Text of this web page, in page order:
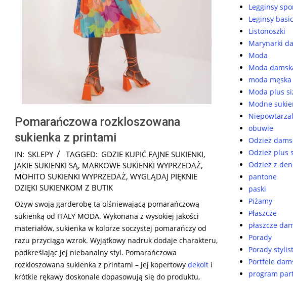
Pomarańczowa rozkloszowana
sukienka z printami
2025-
12-
05
IN: SKLEPY TAGGED: GDZIE KUPIĆ FAJNE SUKIENKI,
JAKIE SUKIENKI SĄ, MARKOWE SUKIENKI WYPRZEDAŻ,
MOHITO SUKIENKI WYPRZEDAŻ, WYGLĄDAJ PIĘKNIE
DZIĘKI SUKIENKOM Z BUTIK
Ożyw swoją garderobę tą olśniewającą pomarańczową
sukienką od ITALY MODA. Wykonana z wysokiej jakości
materiałów, sukienka w kolorze soczystej pomarańczy od
razu przyciąga wzrok. Wyjątkowy nadruk dodaje charakteru,
podkreślając jej niebanalny styl. Pomarańczowa
rozkloszowana sukienka z printami – jej kopertowy dekolt i
krótkie rękawy doskonale dopasowują się do produktu,
Legginsy
Leginsy basic
Listonoszki
Marynarki
Moda
Moda
moda męska
Moda plus
Modne
obuwie
Odzież
Odzież plus
Odzież z
pantone
paski
Piżamy
Płaszcze
płaszcze
Porady
Porady
Portfele
program